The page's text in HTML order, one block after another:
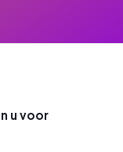
u voor